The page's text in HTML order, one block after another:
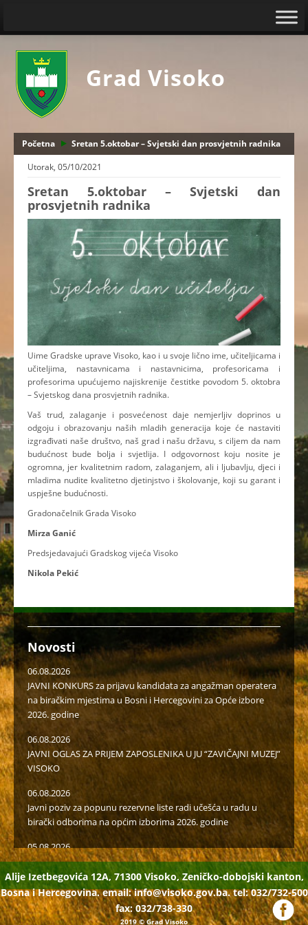
Grad Visoko
Početna
Sretan 5.oktobar – Svjetski dan prosvjetnih radnika
Utorak, 05/10/2021
Sretan 5.oktobar – Svjetski dan
prosvjetnih radnika
Uime Gradske uprave Visoko, kao i u svoje lično ime, učiteljicama i
učiteljima, nastavnicama i nastavnicima, profesoricama i
profesorima upućujemo najiskrenije čestitke povodom 5. oktobra
– Svjetskog dana prosvjetnih radnika.
Vaš trud, zalaganje i posvećenost daje nemjerljiv doprinos u
odgoju i obrazovanju naših mladih generacija koje će nastaviti
izgrađivati naše društvo, naš grad i našu državu, s ciljem da nam
budućnost bude bolja i svjetlija. I odgovornost koju nosite je
ogromna, jer kvalitetnim radom, zalaganjem, ali i ljubavlju, djeci i
mladima nudite kvalitetno djetinjstvo i školovanje, koji su garant i
uspješne budućnosti.
Gradonačelnik Grada Visoko
Mirza Ganić
Predsjedavajući Gradskog vijeća Visoko
Nikola Pekić
Novosti
06.08.2026
JAVNI KONKURS za prijavu kandidata za angažman operatera
na biračkim mjestima u Bosni i Hercegovini za Opće izbore
2026. godine
06.08.2026
JAVNI OGLAS ZA PRIJEM ZAPOSLENIKA U JU “ZAVIČAJNI MUZEJ”
VISOKO
06.08.2026
Javni poziv za popunu rezervne liste radi učešća u radu u
birački odborima na općim izborima 2026. godine
05.08.2026
Isplaćena novčana podrška za II kvartal proizvođačima
mlijeka i organske proizvodnje
04.08.2026
VISOKO JE GRAD INVESTICIJA, NOVIH RADNIH MJESTA I
Alije Izetbegovića 12A, 71300 Visoko, Zeničko-dobojski kanton,
Bosna i Hercegovina. email:info@visoko.gov.ba.tel: 032/732-500
fax: 032/738-330
2019© Grad Visoko